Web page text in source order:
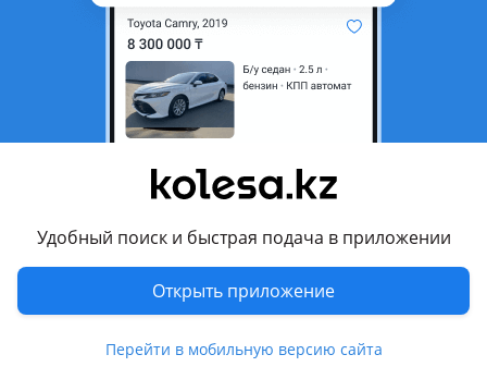
Удобный поиск и быстрая подача в приложении
Открыть приложение
Перейти в мобильную версию сайта
Возможна рассрочка или
Да
Подходит на авто
2016 1 поколение рестайлинг (GAxW), 2010 - 2012 1
Mitsubishi Lancer
Mitsubishi Outlander
Показать больше